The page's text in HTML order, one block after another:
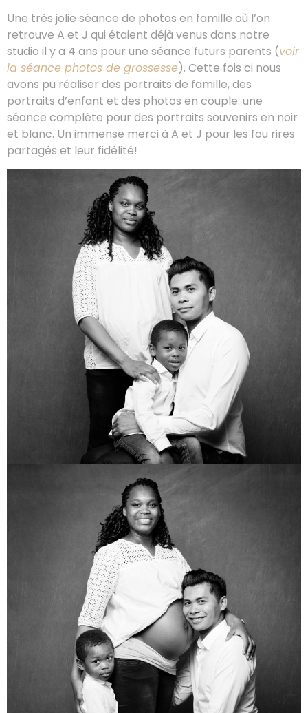
Une très jolie séance de photos en famille où l’on
retrouve A et J qui étaient déjà venus dans notre
studio il y a 4 ans pour une séance futurs parents (voir
la séance photos de grossesse). Cette fois ci nous
avons pu réaliser des portraits de famille, des
portraits d’enfant et des photos en couple: une
séance complète pour des portraits souvenirs en noir
et blanc. Un immense merci à A et J pour les fou rires
partagés et leur fidélité!